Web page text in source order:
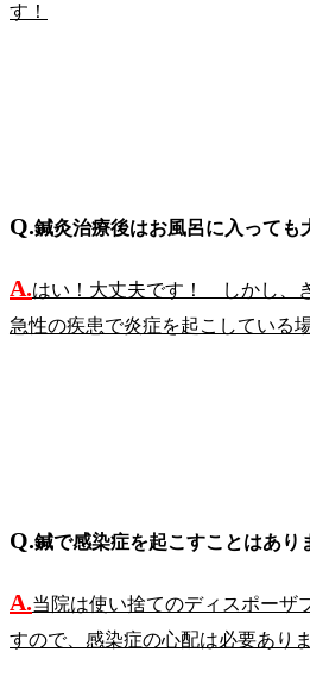
す！
Q.鍼灸治療後はお風呂に入っても
A.はい！大丈夫です！ しかし、
急性の疾患で炎症を起こしている
Q.鍼で感染症を起こすことはあり
A.当院は使い捨てのディスポーザ
すので、感染症の心配は必要あり